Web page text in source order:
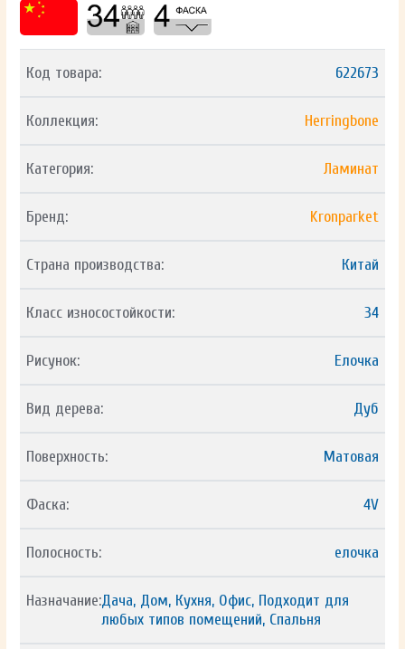
Код товара: 622673
Коллекция: Herringbone
Категория: Ламинат
Бренд: Kronparket
Страна производства: Китай
Класс износостойкости: 34
Рисунок: Елочка
Вид дерева: Дуб
Поверхность: Матовая
Фаска: 4V
Полосность: елочка
Назначание:Дача, Дом, Кухня, Офис, Подходит для
любых типов помещений, Спальня